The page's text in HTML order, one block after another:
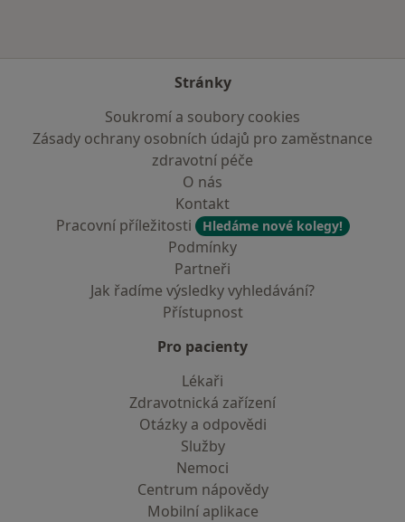
Stránky
Soukromí a soubory cookies
Zásady ochrany osobních údajů pro zaměstnance
zdravotní péče
O nás
Kontakt
Pracovní příležitosti
Hledáme nové kolegy!
Podmínky
Partneři
Jak řadíme výsledky vyhledávání?
Přístupnost
Pro pacienty
Lékaři
Zdravotnická zařízení
Otázky a odpovědi
Služby
Nemoci
Centrum nápovědy
Mobilní aplikace